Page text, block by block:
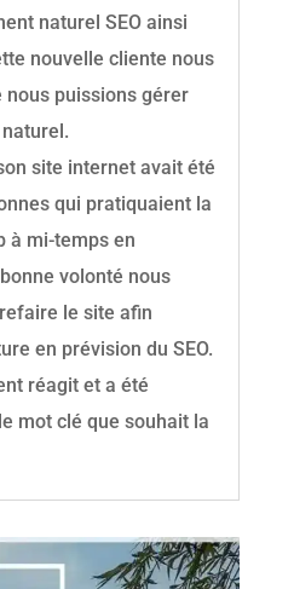
naturel SEO ainsi
nouvelle cliente nous
nous puissions gérer
site internet avait été
qui pratiquaient la
à mi-temps en
volonté nous
le site afin
en prévision du SEO.
réagit et a été
mot clé que souhait la